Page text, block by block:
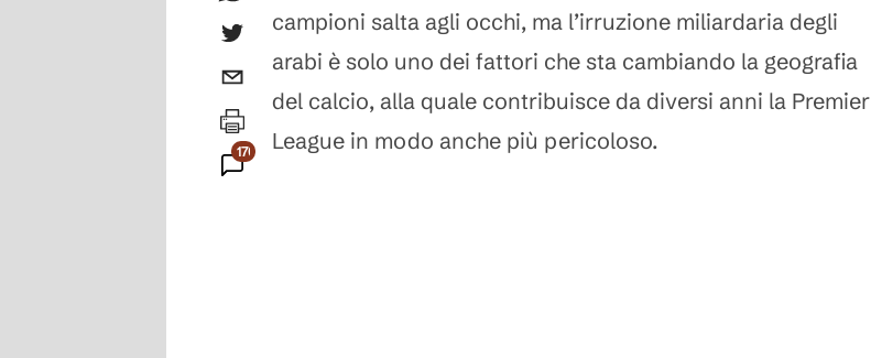
170
campioni salta agli occhi, ma l’irruzione miliardaria degli
arabi è solo uno dei fattori che sta cambiando la geografia
del calcio, alla quale contribuisce da diversi anni la Premier
League in modo anche più pericoloso.